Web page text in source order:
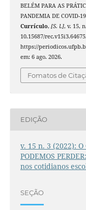
BELÉM PARA AS
PANDEMIA DE COVID-
Currículo, [S. l.], v. 15,
10.15687/
https://
em: 6 ago. 2026.
Fomatos de
EDIÇÃO
v. 15 n. 3 (2022): O
PODEMOS
nos cotidianos
SEÇÃO